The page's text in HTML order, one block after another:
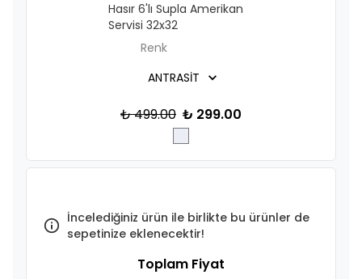
Hasır 6'lı Supla Amerikan
Servisi 32x32
Renk
₺ 499.00 ₺ 299.00
İncelediğiniz ürün ile birlikte bu ürünler de
sepetinize eklenecektir!
Toplam Fiyat